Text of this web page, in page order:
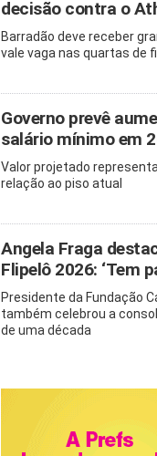
decisão contra o
Barradão deve receber
vale vaga nas quartas de
Governo prevê
salário mínimo em
Valor projetado
relação ao piso atual
Angela Fraga
Flipelô 2026: ‘Tem
Presidente da Fundação
também celebrou a
de uma década